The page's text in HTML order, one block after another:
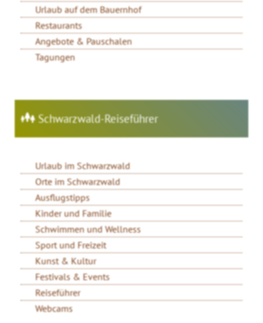
Urlaub auf dem Bauernhof
Restaurants
Angebote & Pauschalen
Tagungen
Schwarzwald-Reiseführer
Urlaub im Schwarzwald
Orte im Schwarzwald
Ausflugstipps
Kinder und Familie
Schwimmen und Wellness
Sport und Freizeit
Kunst & Kultur
Festivals & Events
Reiseführer
Webcams